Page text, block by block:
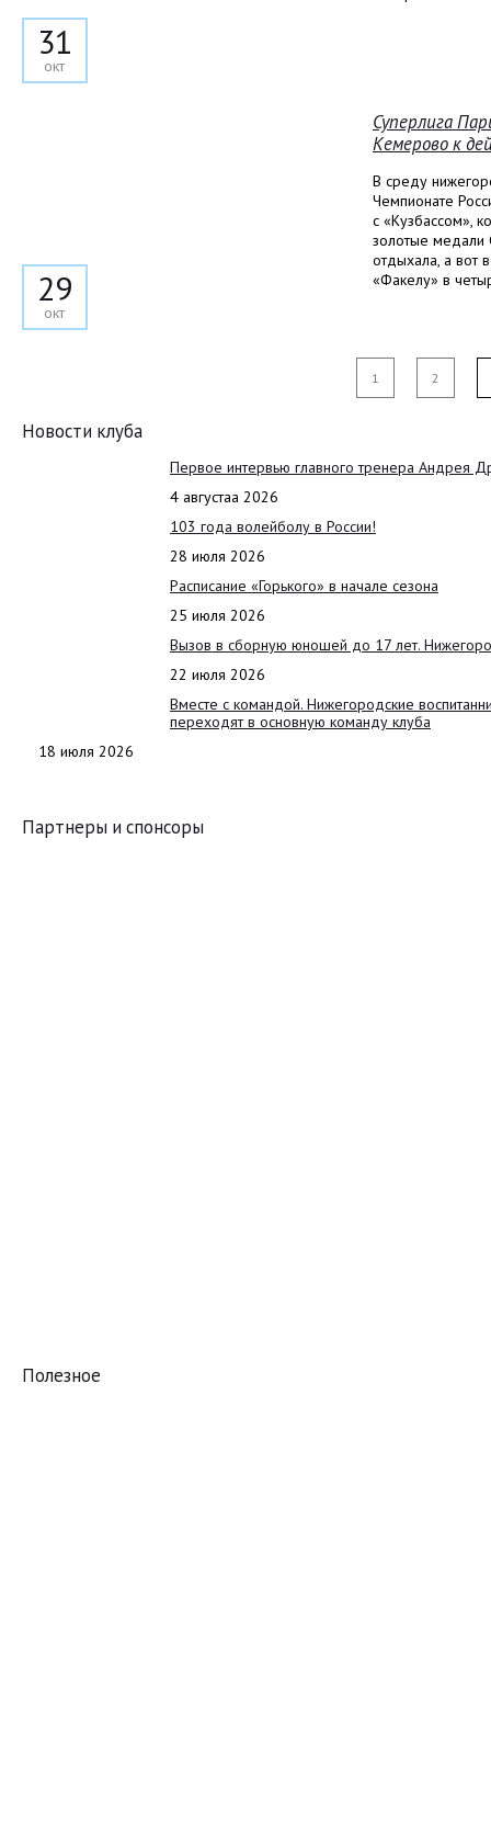
31
окт
29
окт
Суперлига
Кемерово к
В среду
Чемпионате
с «Кузбассом»,
золотые медали
отдыхала, а вот
«Факелу» в
1 2
Новости клуба
Первое интервью главного тренера Андрея
4 августаа 2026
103 года волейболу в России!
28 июля 2026
Расписание «Горького» в начале сезона
25 июля 2026
Вызов в сборную юношей до 17 лет.
22 июля 2026
Вместе с командой. Нижегородские
переходят в основную команду клуба
18 июля 2026
Партнеры и спонсоры
Полезное